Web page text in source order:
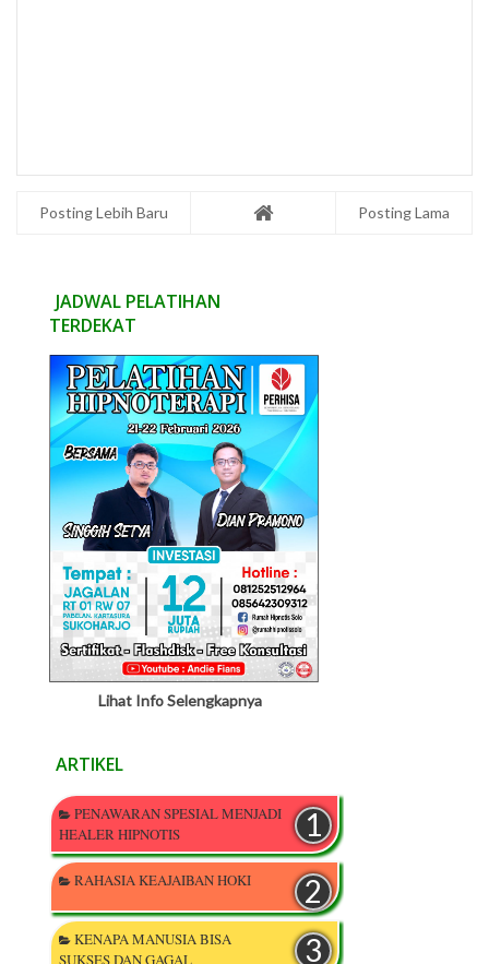
Posting Lebih Baru Posting Lama
JADWAL PELATIHAN
TERDEKAT
Lihat Info Selengkapnya
ARTIKEL
PENAWARAN SPESIAL MENJADI
HEALER HIPNOTIS
RAHASIA KEAJAIBAN HOKI
KENAPA MANUSIA BISA
SUKSES DAN GAGAL